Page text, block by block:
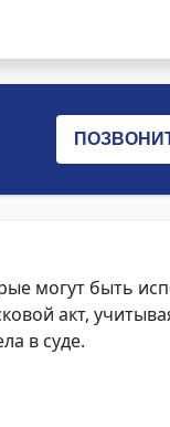
могут быть
акт,
в суде.